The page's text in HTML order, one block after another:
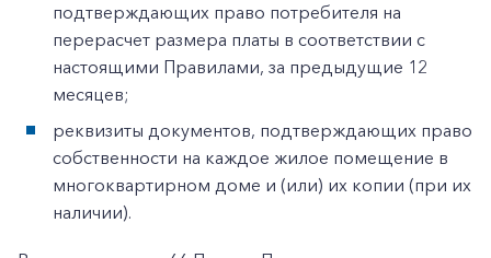
подтверждающих право потребителя на
перерасчет размера платы в соответствии с
настоящими Правилами, за предыдущие 12
месяцев;
реквизиты документов, подтверждающих право
собственности на каждое жилое помещение в
многоквартирном доме и (или) их копии (при их
наличии).